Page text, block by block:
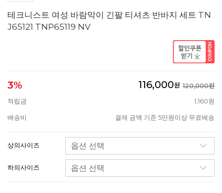
테크니스트 여성 바람막이 긴팔 티셔츠 반바지 세트 TN
J65121 TNP65119 NV
3% 116,000원 120,000원
적립금
1,160원
배송비 결제 금액 기준 5만원이상 무료배송
상의사이즈
하의사이즈